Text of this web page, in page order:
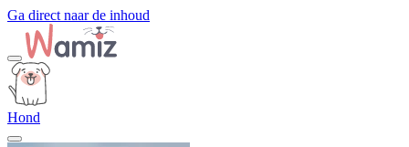
Ga direct naar de inhoud
Hond